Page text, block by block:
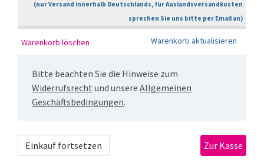
(nur Versand innerhalb Deutschlands, für Auslandsversandkosten
sprechen Sie uns bitte per Email an)
Bitte beachten Sie die Hinweise zum
Widerrufsrecht und unsere Allgemeinen
Geschäftsbedingungen.
Einkauf fortsetzen